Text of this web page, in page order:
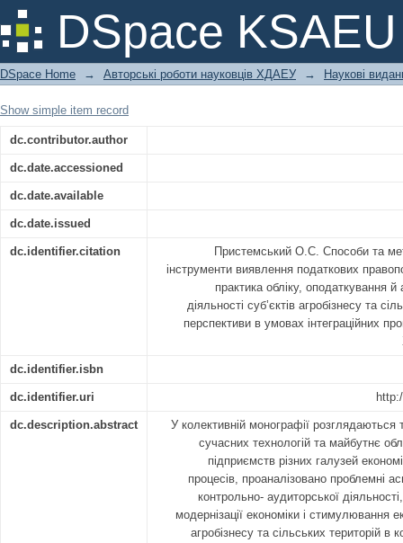
DSpace KSAEU
Способи та методи
податкових правопорушень
DSpace Home → Авторські роботи науковців ХДАЕУ → Наукові
Show simple item record
dc.contributor.author
dc.date.accessioned
dc.date.available
dc.date.issued
dc.identifier.citation
Пристемський О.С. Способи та
інструменти виявлення податкових
практика обліку, оподаткування й
діяльності суб’єктів агробізнесу та
перспективи в умовах інтеграційних
dc.identifier.isbn
dc.identifier.uri
dc.description.abstract
У колективній монографії розглядаються
сучасних технологій та майбутнє
підприємств різних галузей
процесів, проаналізовано проблемні
контрольно- аудиторської
модернізації економіки і стимулювання
агробізнесу та сільських територій в